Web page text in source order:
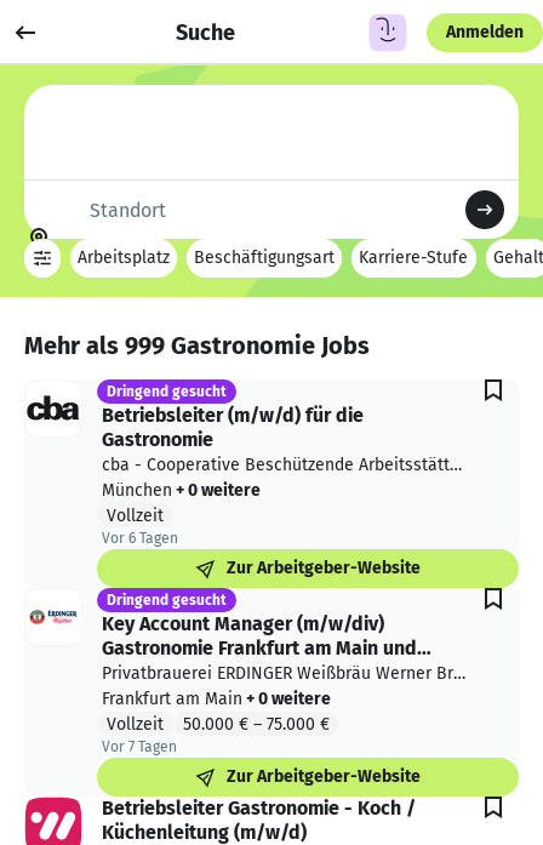
Anmelden
Job posten
Suche Anmelden
Text für Job-Suche eingeben
Arbeitsplatz Beschäftigungsart Karriere-Stufe Gehalt
Mehr als 999 Gastronomie Jobs
Dringend gesucht
Betriebsleiter (m/w/d) für die
Gastronomie
cba - Cooperative Beschützende Arbeitsstätte
n e.V.
München + 0 weitere
Vollzeit
Vor 6 Tagen
Vor 6 Tagen veröffentlicht
Zur Arbeitgeber-Website
Dringend gesucht
Key Account Manager (m/w/div)
Gastronomie Frankfurt am Main und
Hessen
Privatbrauerei ERDINGER Weißbräu Werner Bro
mbach GmbH
Frankfurt am Main + 0 weitere
Vollzeit
50.000 € – 75.000 €
Vor 7 Tagen
Vor 7 Tagen veröffentlicht
Zur Arbeitgeber-Website
Betriebsleiter Gastronomie - Koch /
Küchenleitung (m/w/d)